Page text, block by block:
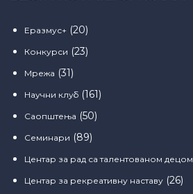
Еразмус+ (20)
Конкурси (23)
Мрежа (31)
Научни клуб (161)
Саопштења (50)
Семинари (89)
Центар за рад са талентованом децом
Центар за рекреативну наставу (26)